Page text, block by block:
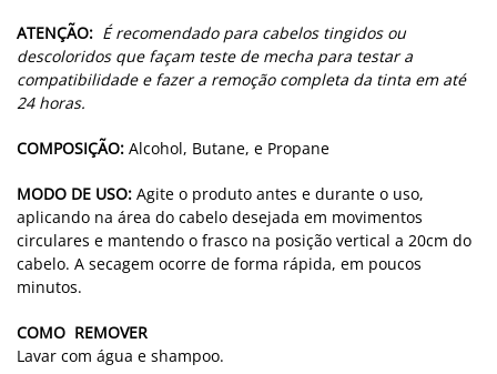
ATENÇÃO: É recomendado para cabelos tingidos ou
descoloridos que façam teste de mecha para testar a
compatibilidade e fazer a remoção completa da tinta em até
24 horas.
COMPOSIÇÃO: Alcohol, Butane, e Propane
MODO DE USO: Agite o produto antes e durante o uso,
aplicando na área do cabelo desejada em movimentos
circulares e mantendo o frasco na posição vertical a 20cm do
cabelo. A secagem ocorre de forma rápida, em poucos
minutos.
COMO REMOVER
Lavar com água e shampoo.